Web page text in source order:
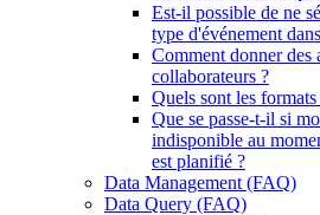
Est-il possible de ne
type d'événement
Comment donner des
collaborateurs ?
Quels sont les
Que se passe-t-il si
indisponible au
est planifié ?
Data Management (FAQ)
Data Query (FAQ)